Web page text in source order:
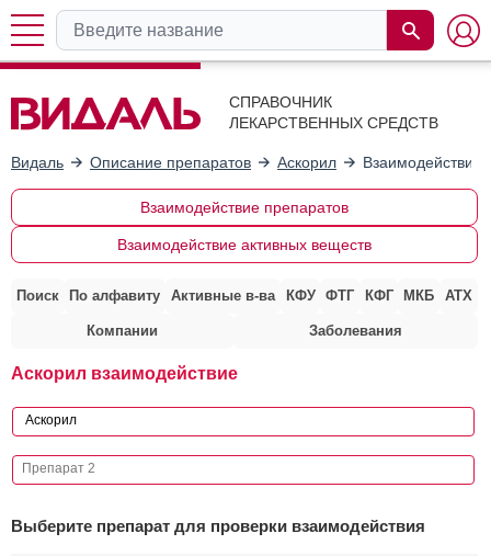
СПРАВОЧНИК
ЛЕКАРСТВЕННЫХ СРЕДСТВ
Видаль Описание препаратов Аскорил Взаимодействие
Взаимодействие препаратов
Взаимодействие активных веществ
Поиск По алфавиту Активные в-ва КФУ ФТГ КФГ МКБ АТХ
Компании Заболевания
Аскорил взаимодействие
Выберите препарат для проверки взаимодействия